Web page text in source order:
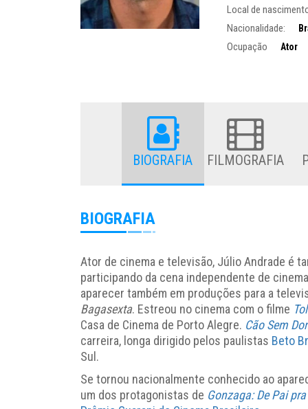
Local de
Nacionalidade:
Ocupação Ator
BIOGRAFIA FILMOGRAFIA
BIOGRAFIA
Ator de cinema e televisão, Júlio Andrade é
participando da cena independente de
aparecer também em produções para a
Bagasexta. Estreou no cinema com o filme
Casa de Cinema de Porto Alegre. Cão Sem
carreira, longa dirigido pelos paulistas Beto
Sul.
Se tornou nacionalmente conhecido ao
um dos protagonistas de Gonzaga: De Pai